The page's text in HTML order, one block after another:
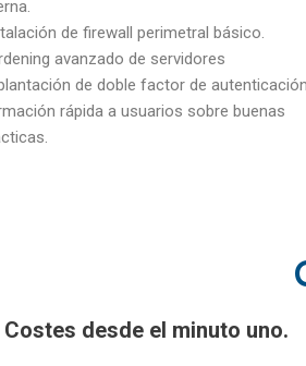
de firewall perimetral básico.
avanzado de servidores
de doble factor de autenticación.
rápida a usuarios sobre buenas
desde el minuto uno.